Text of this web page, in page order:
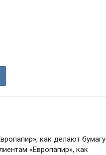
как делают бумагу
«Европапир», как